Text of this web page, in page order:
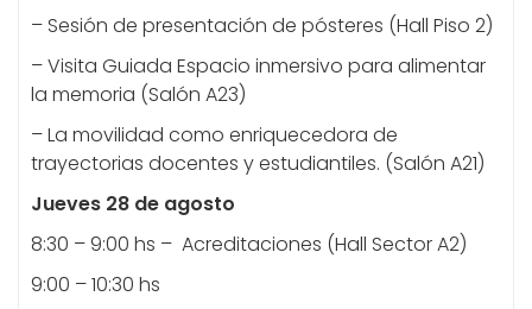
– Sesión de presentación de pósteres (Hall Piso 2)
– Visita Guiada Espacio inmersivo para alimentar
la memoria (Salón A23)
– La movilidad como enriquecedora de
trayectorias docentes y estudiantiles. (Salón A21)
Jueves 28 de agosto
8:30 – 9:00 hs – Acreditaciones (Hall Sector A2)
9:00 – 10:30 hs